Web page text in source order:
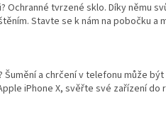
tvrzené sklo. Díky němu
Stavte se k nám na pobočku a
a chrčení v telefonu může
iPhone X, svěřte své zařízení do